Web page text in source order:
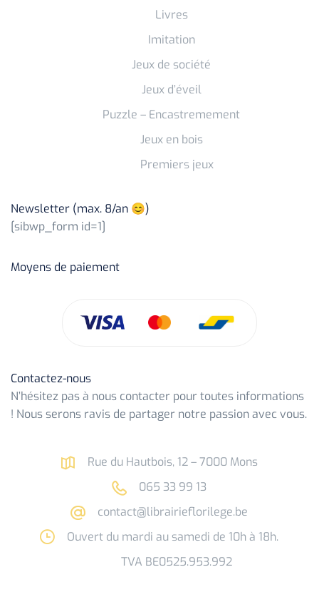
Livres
Imitation
Jeux de société
Jeux d’éveil
Puzzle – Encastremement
Jeux en bois
Premiers jeux
Newsletter (max. 8/an 😊)
[sibwp_form id=1]
Moyens de paiement
Contactez-nous
N’hésitez pas à nous contacter pour toutes informations
! Nous serons ravis de partager notre passion avec vous.
Rue du Hautbois, 12 – 7000 Mons
065 33 99 13
contact@librairieflorilege.be
Ouvert du mardi au samedi de 10h à 18h.
TVA BE0525.953.992